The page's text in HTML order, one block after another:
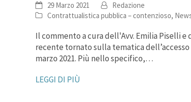
29 Marzo 2021
Redazione
Contrattualistica pubblica – contenzioso,
Il commento a cura dell'Avv. Emilia Piselli
recente tornato sulla tematica
marzo 2021. Più nello specifico,…
LEGGI DI PIÙ